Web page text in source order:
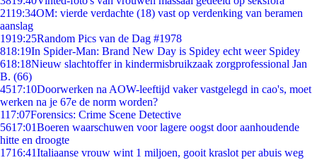
2119:34OM: vierde verdachte (18) vast op verdenking van beramen
aanslag
1919:25Random Pics van de Dag #1978
818:19In Spider-Man: Brand New Day is Spidey echt weer Spidey
618:18Nieuw slachtoffer in kindermisbruikzaak zorgprofessional Jan
B. (66)
4517:10Doorwerken na AOW-leeftijd vaker vastgelegd in cao's, moet
werken na je 67e de norm worden?
117:07Forensics: Crime Scene Detective
5617:01Boeren waarschuwen voor lagere oogst door aanhoudende
hitte en droogte
1716:41Italiaanse vrouw wint 1 miljoen, gooit kraslot per abuis weg